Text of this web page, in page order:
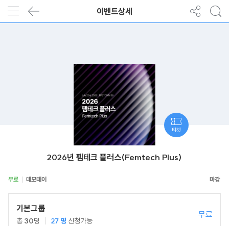
이벤트상세
2026년 펨테크 플러스(Femtech Plus)
무료 데모데이
기본그룹
총 30명 27 명 신청가능
무료
티켓